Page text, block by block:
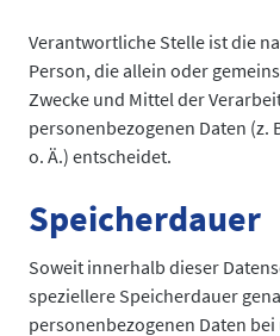
Verantwortliche Stelle ist die
Person, die allein oder
Zwecke und Mittel der
personenbezogenen Daten (z.
o. Ä.) entscheidet.
Speicherdauer
Soweit innerhalb dieser
speziellere Speicherdauer
personenbezogenen Daten